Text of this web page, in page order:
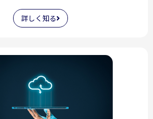
詳しく知る